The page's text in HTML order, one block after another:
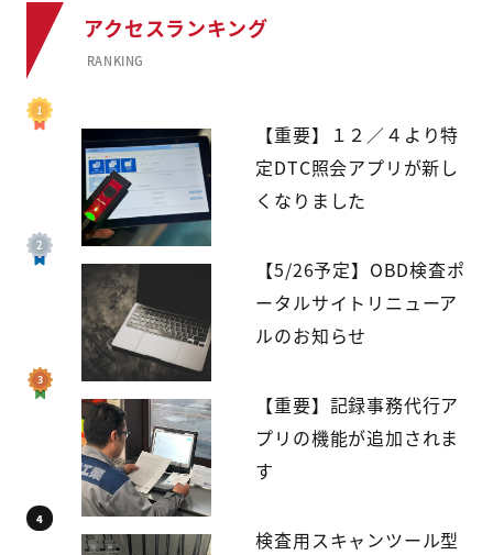
アクセスランキング
RANKING
【重要】１２／４より特
定DTC照会アプリが新し
くなりました
【5/26予定】OBD検査ポ
ータルサイトリニューア
ルのお知らせ
【重要】記録事務代行ア
プリの機能が追加されま
す
検査用スキャンツール型